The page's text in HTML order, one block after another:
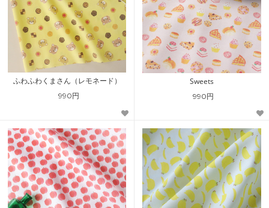
ふわふわくまさん（レモネード）
990円
Sweets
990円